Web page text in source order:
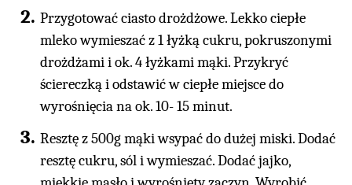
Przygotować ciasto drożdżowe. Lekko ciepłe
mleko wymieszać z 1 łyżką cukru, pokruszonymi
drożdżami i ok. 4 łyżkami mąki. Przykryć
ściereczką i odstawić w ciepłe miejsce do
wyrośnięcia na ok. 10- 15 minut.
Resztę z 500g mąki wsypać do dużej miski. Dodać
resztę cukru, sól i wymieszać. Dodać jajko,